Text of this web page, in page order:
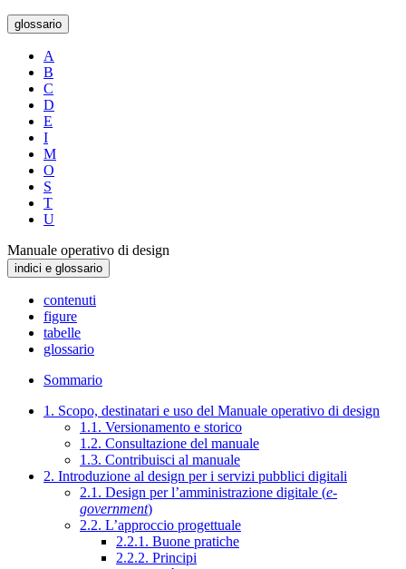
glossario
A
B
C
D
E
I
M
O
S
T
U
Manuale operativo di design
indici e glossario
contenuti
figure
tabelle
glossario
Sommario
1. Scopo, destinatari e uso del Manuale operativo di design
1.1. Versionamento e storico
1.2. Consultazione del manuale
1.3. Contribuisci al manuale
2. Introduzione al design per i servizi pubblici digitali
2.1. Design per l’amministrazione digitale (e-
government)
2.2. L’approccio progettuale
2.2.1. Buone pratiche
2.2.2. Principi